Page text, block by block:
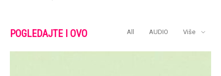
POGLEDAJTE I OVO All AUDIO Više